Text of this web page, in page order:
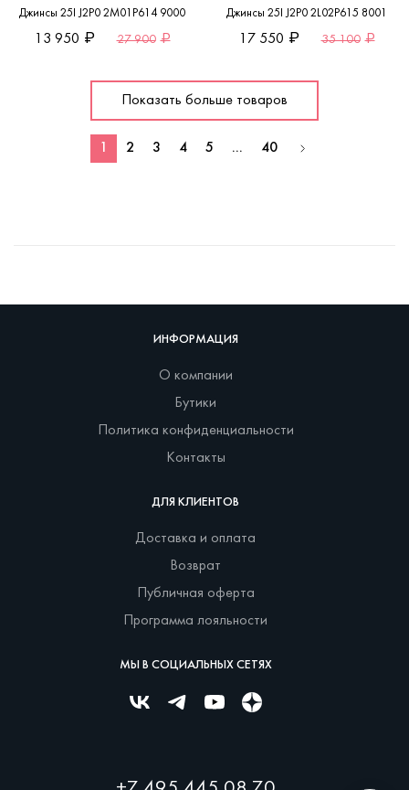
Джинсы 25I J2P0 2M01P614 9000
13 950 27 900
Джинсы 25I J2P0 2L02P615 8001
17 550 35 100
Показать больше товаров
1 2 3 4 5 ... 40
ИНФОРМАЦИЯ
О компании
Бутики
Политика конфиденциальности
Контакты
ДЛЯ КЛИЕНТОВ
Доставка и оплата
Возврат
Публичная оферта
Программа лояльности
МЫ В СОЦИАЛЬНЫХ СЕТЯХ